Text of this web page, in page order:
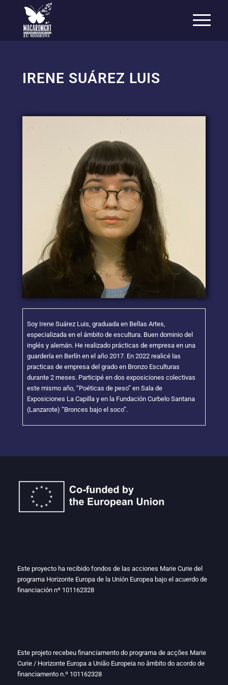
EU MISSIONS
IRENE SUÁREZ LUIS
Soy Irene Suárez Luis, graduada en Bellas Artes,
especializada en el ámbito de escultura. Buen dominio del
inglés y alemán. He realizado prácticas de empresa en una
guardería en Berlín en el año 2017. En 2022 realicé las
practicas de empresa del grado en Bronzo Esculturas
durante 2 meses. Participé en dos exposiciones colectivas
este mismo año, “Poéticas de peso” en Sala de
Exposiciones La Capilla y en la Fundación Curbelo Santana
(Lanzarote) “Bronces bajo el soco”.
Este proyecto ha recibido fondos de las acciones Marie Curie del
programa Horizonte Europa de la Unión Europea bajo el acuerdo de
financiación nº 101162328
Este projeto recebeu financiamento do programa de acções Marie
Curie / Horizonte Europa a União Europeia no âmbito do acordo de
financiamento n.º 101162328